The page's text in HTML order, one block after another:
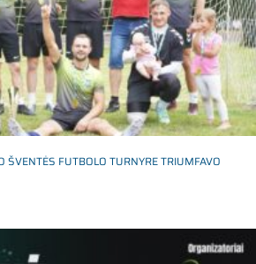
ŠVENTĖS FUTBOLO TURNYRE TRIUMFAVO